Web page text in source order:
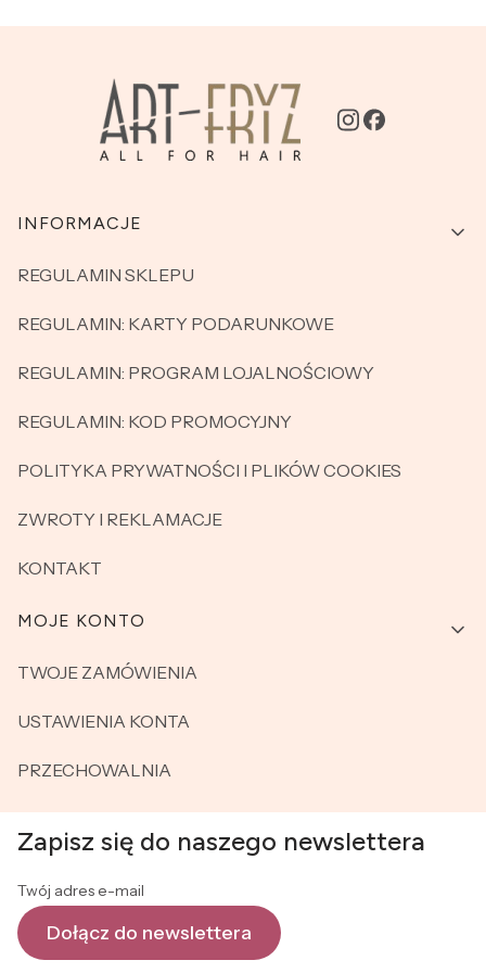
Linki w stopce
INFORMACJE
REGULAMIN SKLEPU
REGULAMIN: KARTY PODARUNKOWE
REGULAMIN: PROGRAM LOJALNOŚCIOWY
REGULAMIN: KOD PROMOCYJNY
POLITYKA PRYWATNOŚCI I PLIKÓW COOKIES
ZWROTY I REKLAMACJE
KONTAKT
MOJE KONTO
TWOJE ZAMÓWIENIA
USTAWIENIA KONTA
PRZECHOWALNIA
Zapisz się do naszego newslettera
Twój adres e-mail
Dołącz do newslettera